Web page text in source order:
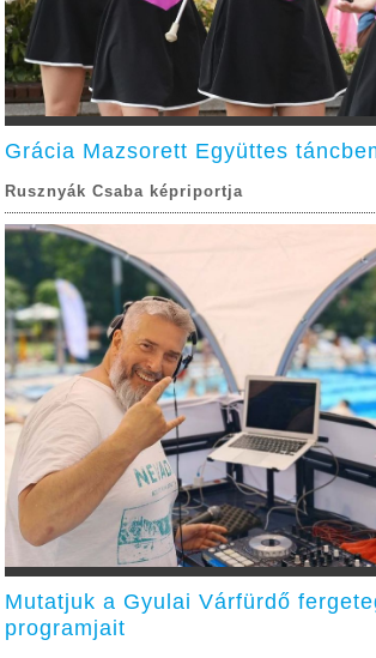
Grácia Mazsorett Együttes
Rusznyák Csaba képriportja
Mutatjuk a Gyulai Várfürdő
programjait